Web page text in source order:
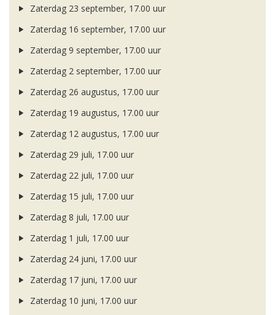
Zaterdag 23 september, 17.00 uur
Zaterdag 16 september, 17.00 uur
Zaterdag 9 september, 17.00 uur
Zaterdag 2 september, 17.00 uur
Zaterdag 26 augustus, 17.00 uur
Zaterdag 19 augustus, 17.00 uur
Zaterdag 12 augustus, 17.00 uur
Zaterdag 29 juli, 17.00 uur
Zaterdag 22 juli, 17.00 uur
Zaterdag 15 juli, 17.00 uur
Zaterdag 8 juli, 17.00 uur
Zaterdag 1 juli, 17.00 uur
Zaterdag 24 juni, 17.00 uur
Zaterdag 17 juni, 17.00 uur
Zaterdag 10 juni, 17.00 uur